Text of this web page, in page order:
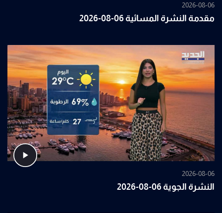
2026-08-06
مقدمة النشرة المسائية 06-08-2026
2026-08-06
النشرة الجوية 06-08-2026